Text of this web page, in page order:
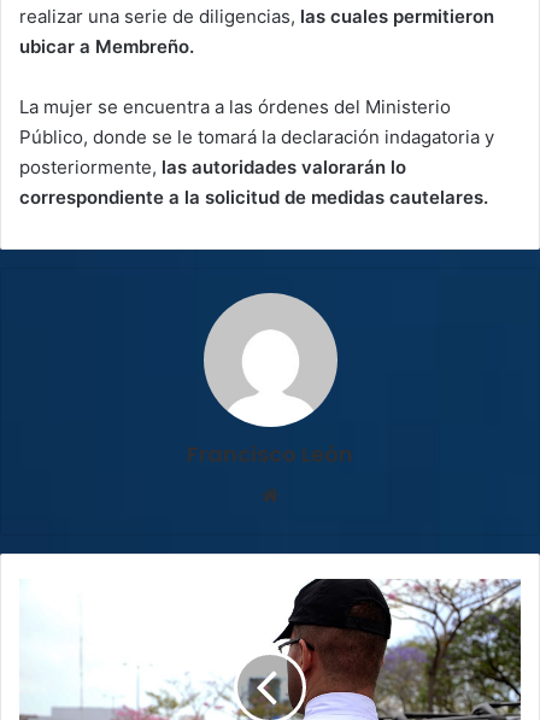
realizar una serie de diligencias, las cuales permitieron
ubicar a Membreño.
La mujer se encuentra a las órdenes del Ministerio
Público, donde se le tomará la declaración indagatoria y
posteriormente, las autoridades valorarán lo
correspondiente a la solicitud de medidas cautelares.
Francisco León